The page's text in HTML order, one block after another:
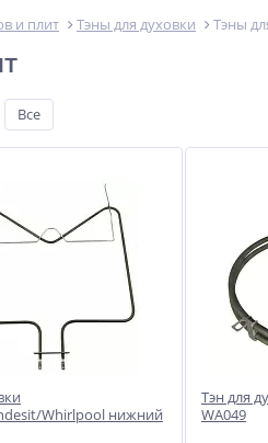
и плит Тэны для духовки Тэны
Все
Whirlpool нижний
Тэн для
WA049